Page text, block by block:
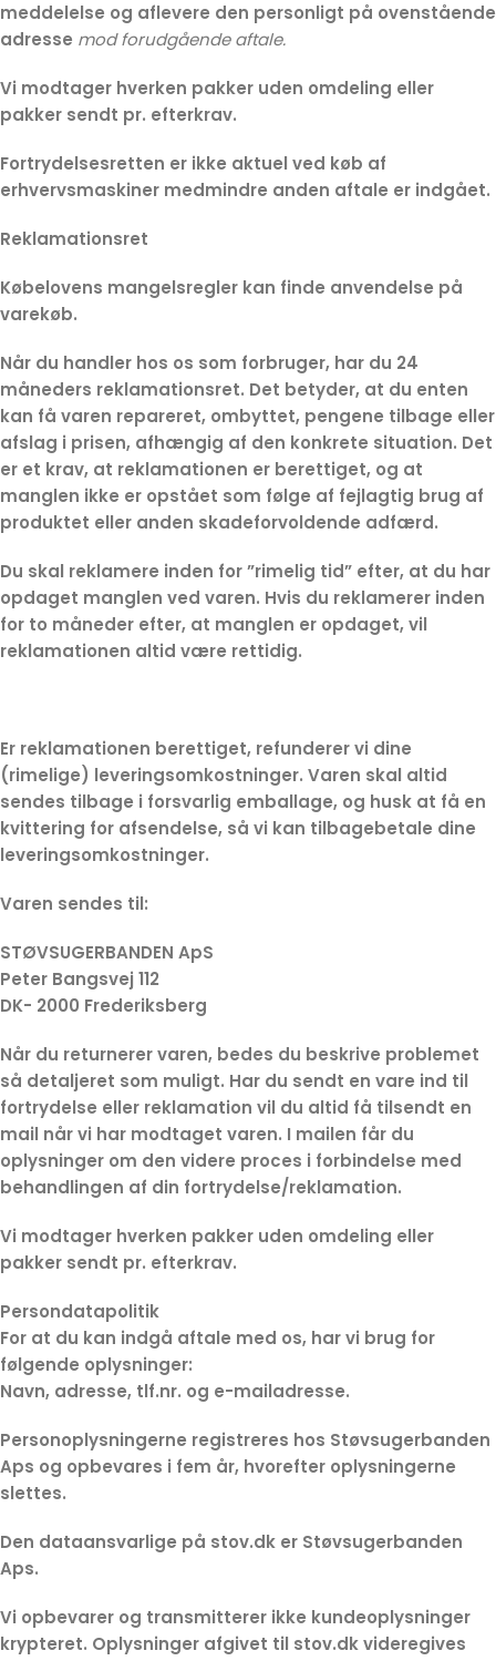
meddelelse og aflevere den personligt på ovenstående
adresse mod forudgående aftale.
Vi modtager hverken pakker uden omdeling eller
pakker sendt pr. efterkrav.
Fortrydelsesretten er ikke aktuel ved køb af
erhvervsmaskiner medmindre anden aftale er indgået.
Reklamationsret
Købelovens mangelsregler kan finde anvendelse på
varekøb.
Når du handler hos os som forbruger, har du 24
måneders reklamationsret. Det betyder, at du enten
kan få varen repareret, ombyttet, pengene tilbage eller
afslag i prisen, afhængig af den konkrete situation. Det
er et krav, at reklamationen er berettiget, og at
manglen ikke er opstået som følge af fejlagtig brug af
produktet eller anden skadeforvoldende adfærd.
Du skal reklamere inden for ”rimelig tid” efter, at du har
opdaget manglen ved varen. Hvis du reklamerer inden
for to måneder efter, at manglen er opdaget, vil
reklamationen altid være rettidig.
Er reklamationen berettiget, refunderer vi dine
(rimelige) leveringsomkostninger. Varen skal altid
sendes tilbage i forsvarlig emballage, og husk at få en
kvittering for afsendelse, så vi kan tilbagebetale dine
leveringsomkostninger.
Varen sendes til:
STØVSUGERBANDEN ApS
Peter Bangsvej 112
DK- 2000 Frederiksberg
Når du returnerer varen, bedes du beskrive problemet
så detaljeret som muligt. Har du sendt en vare ind til
fortrydelse eller reklamation vil du altid få tilsendt en
mail når vi har modtaget varen. I mailen får du
oplysninger om den videre proces i forbindelse med
behandlingen af din fortrydelse/reklamation.
Vi modtager hverken pakker uden omdeling eller
pakker sendt pr. efterkrav.
Persondatapolitik
For at du kan indgå aftale med os, har vi brug for
følgende oplysninger:
Navn, adresse, tlf.nr. og e-mailadresse.
Personoplysningerne registreres hos Støvsugerbanden
Aps og opbevares i fem år, hvorefter oplysningerne
slettes.
Den dataansvarlige på stov.dk er Støvsugerbanden
Aps.
Vi opbevarer og transmitterer ikke kundeoplysninger
krypteret. Oplysninger afgivet til stov.dk videregives